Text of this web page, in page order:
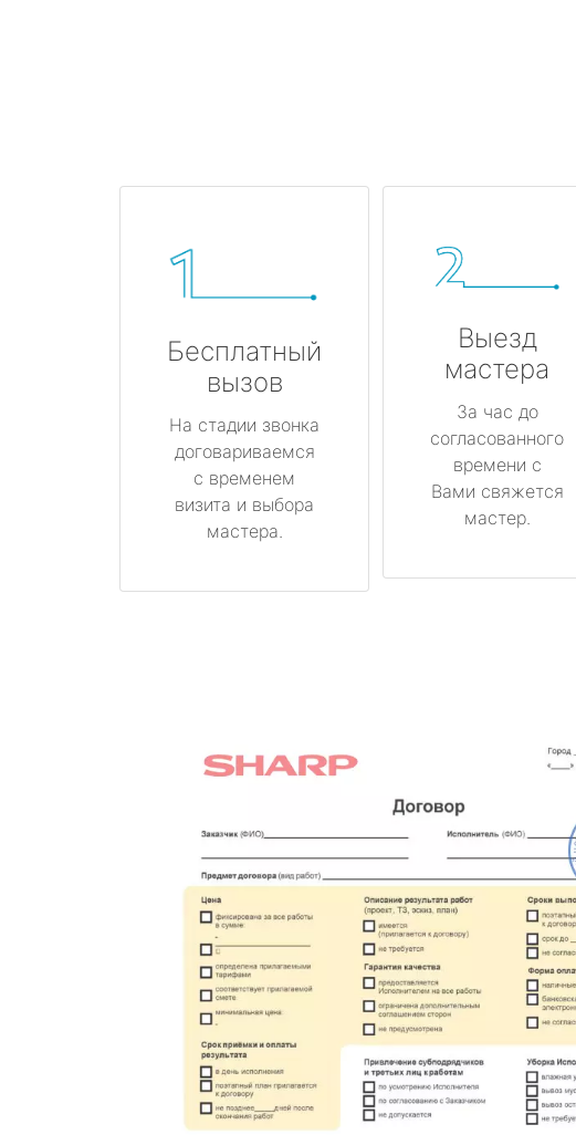
Бесплатный
вызов
На стадии звонка
договариваемся
с временем
визита и выбора
мастера.
Выезд
мастера
За час до
согласованного
времени с
Вами свяжется
мастер.